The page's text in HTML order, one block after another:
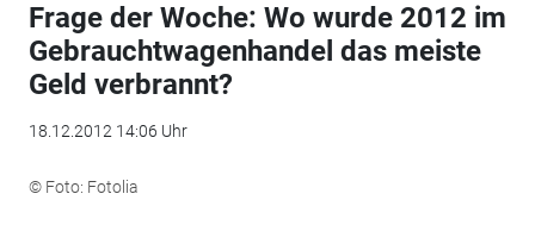
Frage der Woche: Wo wurde 2012 im
Gebrauchtwagenhandel das meiste
Geld verbrannt?
18.12.2012 14:06 Uhr
© Foto: Fotolia